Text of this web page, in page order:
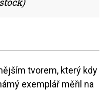
tvorem, který kdy
exemplář měřil na